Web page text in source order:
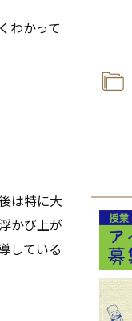
わかって
は特に大
かび上が
している